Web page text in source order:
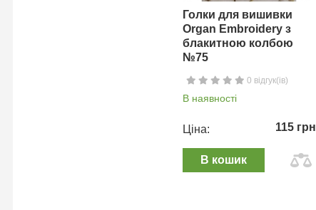
Голки для вишивки
Organ Embroidery з
блакитною колбою
№75
0 відгук(ів)
В наявності
Ціна: 115 грн
В кошик